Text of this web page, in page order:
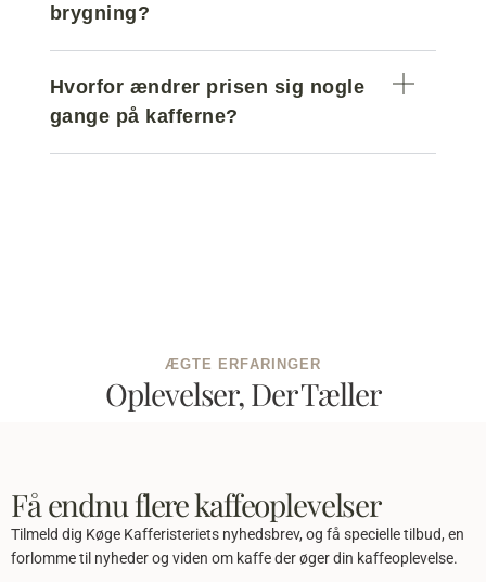
brygning?
Hvorfor ændrer prisen sig nogle
gange på kafferne?
ÆGTE ERFARINGER
Oplevelser, Der Tæller
Få endnu flere kaffeoplevelser
Tilmeld dig Køge Kafferisteriets nyhedsbrev, og få specielle tilbud, en
forlomme til nyheder og viden om kaffe der øger din kaffeoplevelse.